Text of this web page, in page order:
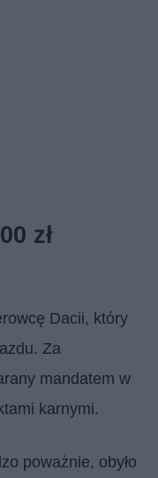
zł
Dacii, który
Za
mandatem w
karnymi.
poważnie, obyło